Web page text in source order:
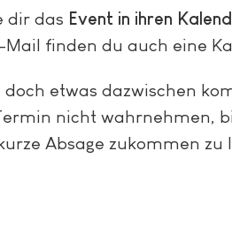
dir das Event in ihren
Mail finden du auch eine
doch etwas dazwischen
nicht wahrnehmen,
Absage zukommen zu